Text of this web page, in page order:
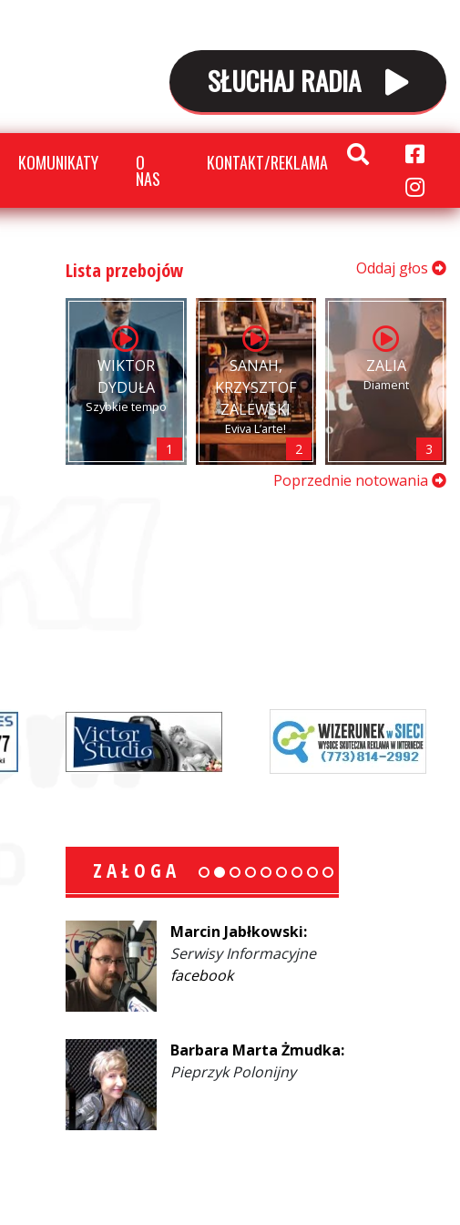
SŁUCHAJ RADIA
KOMUNIKATY O
NAS
KONTAKT/REKLAMA
Lista przebojów Oddaj głos
WIKTOR
DYDUŁA
Szybkie tempo
1
SANAH,
KRZYSZTOF
ZALEWSKI
Eviva L’arte!
2
ZALIA
Diament
3
Poprzednie notowania
ZAŁOGA
Marcin Jabłkowski:
Serwisy Informacyjne
facebook
Barbara Marta Żmudka:
Pieprzyk Polonijny